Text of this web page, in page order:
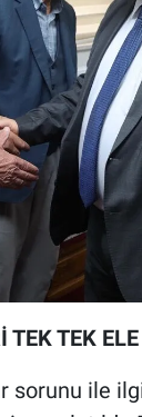
TEK TEK
sorunu ile